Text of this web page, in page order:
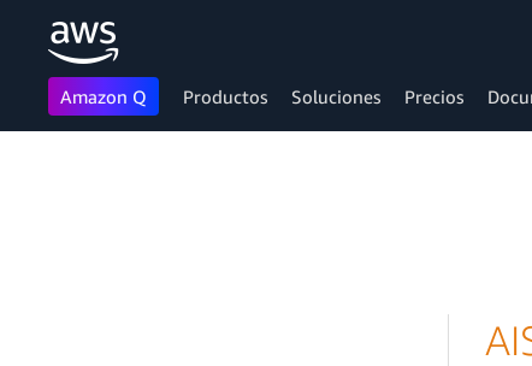
Amazon Q Productos Soluciones Precios